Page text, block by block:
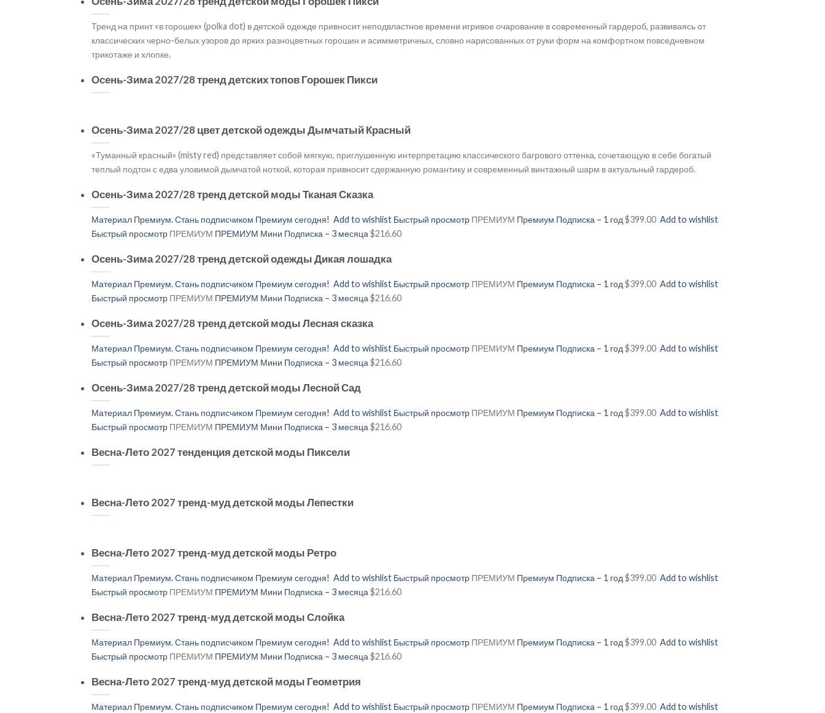
Тренд на принт «в горошек» (polka dot) в детской одежде привносит неподвластное времени игривое очарование в современный гардероб, развиваясь от
классических черно-белых узоров до ярких разноцветных горошин и асимметричных, словно нарисованных от руки форм на комфортном повседневном
трикотаже и хлопке.
Осень-Зима 2027/28 тренд детских топов Горошек Пикси
Осень-Зима 2027/28 цвет детской одежды Дымчатый Красный
«Туманный красный» (misty red) представляет собой мягкую, приглушенную интерпретацию классического багрового оттенка, сочетающую в себе богатый
теплый подтон с едва уловимой дымчатой ноткой, которая привносит сдержанную романтику и современный винтажный шарм в актуальный гардероб.
Осень-Зима 2027/28 тренд детской моды Тканая Сказка
Материал Премиум. Стань подписчиком Премиум сегодня! Add to wishlist Быстрый просмотрПРЕМИУМ Премиум Подписка – 1 год$399.00 Add to wishlist
Быстрый просмотрПРЕМИУМ ПРЕМИУМ Мини Подписка – 3 месяца$216.60
Осень-Зима 2027/28 тренд детской одежды Дикая лошадка
Материал Премиум. Стань подписчиком Премиум сегодня! Add to wishlist Быстрый просмотрПРЕМИУМ Премиум Подписка – 1 год$399.00 Add to wishlist
Быстрый просмотрПРЕМИУМ ПРЕМИУМ Мини Подписка – 3 месяца$216.60
Осень-Зима 2027/28 тренд детской моды Лесная сказка
Материал Премиум. Стань подписчиком Премиум сегодня! Add to wishlist Быстрый просмотрПРЕМИУМ Премиум Подписка – 1 год$399.00 Add to wishlist
Быстрый просмотрПРЕМИУМ ПРЕМИУМ Мини Подписка – 3 месяца$216.60
Осень-Зима 2027/28 тренд детской моды Лесной Сад
Материал Премиум. Стань подписчиком Премиум сегодня! Add to wishlist Быстрый просмотрПРЕМИУМ Премиум Подписка – 1 год$399.00 Add to wishlist
Быстрый просмотрПРЕМИУМ ПРЕМИУМ Мини Подписка – 3 месяца$216.60
Весна-Лето 2027 тенденция детской моды Пиксели
Весна-Лето 2027 тренд-муд детской моды Лепестки
Весна-Лето 2027 тренд-муд детской моды Ретро
Материал Премиум. Стань подписчиком Премиум сегодня! Add to wishlist Быстрый просмотрПРЕМИУМ Премиум Подписка – 1 год$399.00 Add to wishlist
Быстрый просмотрПРЕМИУМ ПРЕМИУМ Мини Подписка – 3 месяца$216.60
Весна-Лето 2027 тренд-муд детской моды Слойка
Материал Премиум. Стань подписчиком Премиум сегодня! Add to wishlist Быстрый просмотрПРЕМИУМ Премиум Подписка – 1 год$399.00 Add to wishlist
Быстрый просмотрПРЕМИУМ ПРЕМИУМ Мини Подписка – 3 месяца$216.60
Весна-Лето 2027 тренд-муд детской моды Геометрия
Материал Премиум. Стань подписчиком Премиум сегодня! Add to wishlist Быстрый просмотрПРЕМИУМ Премиум Подписка – 1 год$399.00 Add to wishlist